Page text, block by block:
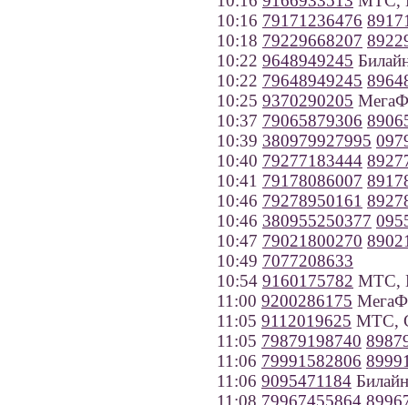
10:16 79171236476
10:18 79229668207
10:22 9648949245
10:22 79648949245
10:25 9370290205
10:37 79065879306
10:39 380979927995
10:40 79277183444
10:41 79178086007
10:46 79278950161
10:46 380955250377
10:47 79021800270
10:49 7077208633
10:54 9160175782 МТС,
11:00 9200286175
11:05 9112019625 МТС,
11:05 79879198740
11:06 79991582806
11:06 9095471184
11:08 79967455864